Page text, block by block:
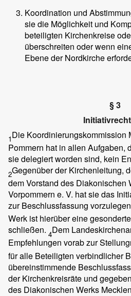
Koordination und
sie die Möglichkeit und
beteiligten Kirchenkreise
überschreiten oder wenn
Ebene der Nordkirche
§ 3
Initiativrecht
1Die Koordinierungskommission
Pommern hat in allen Aufgaben,
sie delegiert worden sind, kein
2Gegenüber der Kirchenleitung,
dem Vorstand des Diakonischen
Vorpommern e. V. hat sie das
zur Beschlussfassung
Werk ist hierüber eine
schließen. 4Dem
Empfehlungen vorab zur
für alle Beteiligten verbindlicher
übereinstimmende
der Kirchenkreisräte und
des Diakonischen Werks